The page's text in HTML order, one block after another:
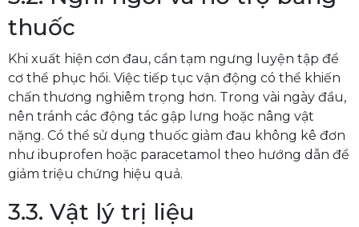
thuốc
Khi xuất hiện cơn đau, cần tạm ngưng luyện tập để
cơ thể phục hồi. Việc tiếp tục vận động có thể khiến
chấn thương nghiêm trọng hơn. Trong vài ngày đầu,
nên tránh các động tác gập lưng hoặc nâng vật
nặng. Có thể sử dụng thuốc giảm đau không kê đơn
như ibuprofen hoặc paracetamol theo hướng dẫn để
giảm triệu chứng hiệu quả.
3.3. Vật lý trị liệu